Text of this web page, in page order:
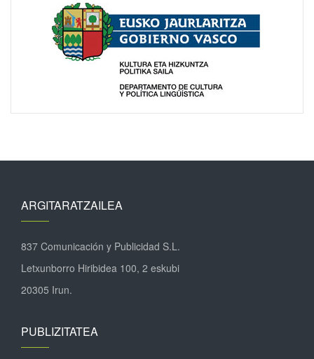
ARGITARATZAILEA
837 Comunicación y Publicidad S.L.
Letxunborro Hiribidea 100, 2 eskubi
20305 Irun.
PUBLIZITATEA